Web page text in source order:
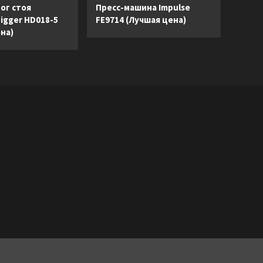
стоя
HD018-5
Пресс-машина Impulse
FE9714 (Лучшая цена)